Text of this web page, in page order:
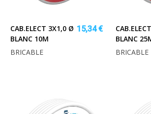
CAB.ELECT 3X1,0 Ø
BLANC 10M
15,34 €
BRICABLE
BLANC
BRICABLE